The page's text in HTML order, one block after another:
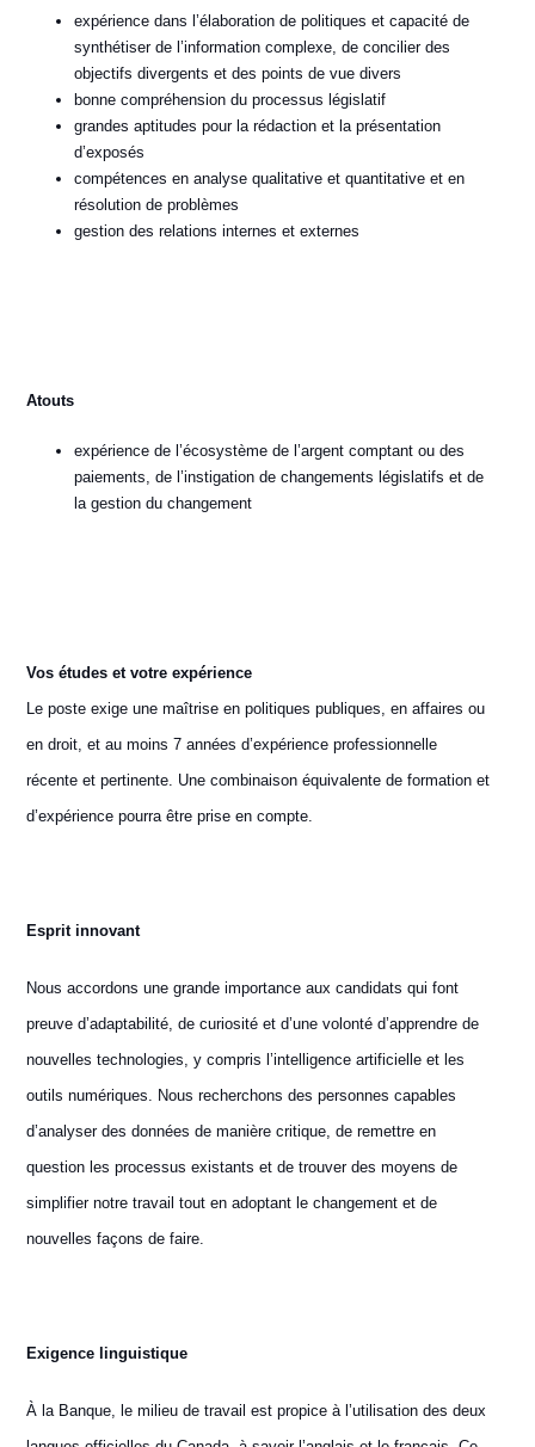
expérience dans l’élaboration de politiques et capacité de
synthétiser de l’information complexe, de concilier des
objectifs divergents et des points de vue divers
bonne compréhension du processus législatif
grandes aptitudes pour la rédaction et la présentation
d’exposés
compétences en analyse qualitative et quantitative et en
résolution de problèmes
gestion des relations internes et externes
Atouts
expérience de l’écosystème de l’argent comptant ou des
paiements, de l’instigation de changements législatifs et de
la gestion du changement
Vos études et votre expérience
Le poste exige une maîtrise en politiques publiques, en affaires ou
en droit, et au moins 7 années d’expérience professionnelle
récente et pertinente. Une combinaison équivalente de formation et
d’expérience pourra être prise en compte.
Esprit innovant
Nous accordons une grande importance aux candidats qui font
preuve d’adaptabilité, de curiosité et d’une volonté d’apprendre de
nouvelles technologies, y compris l’intelligence artificielle et les
outils numériques. Nous recherchons des personnes capables
d’analyser des données de manière critique, de remettre en
question les processus existants et de trouver des moyens de
simplifier notre travail tout en adoptant le changement et de
nouvelles façons de faire.
Exigence linguistique
À la Banque, le milieu de travail est propice à l’utilisation des deux